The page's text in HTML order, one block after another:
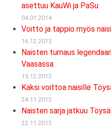
asettuu KauWi ja PaSu
04.01.2014
Voitto ja tappio myös
16.12.2013
Naisten turnaus
Vaasassa
15.12.2013
Kaksi voittoa naisille
24.11.2013
Naisten sarja jatkuu
22.11.2013